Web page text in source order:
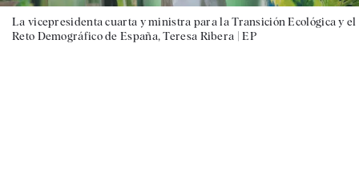
La vicepresidenta cuarta y ministra para la Transición Ecológica y el
Reto Demográfico de España, Teresa Ribera |EP